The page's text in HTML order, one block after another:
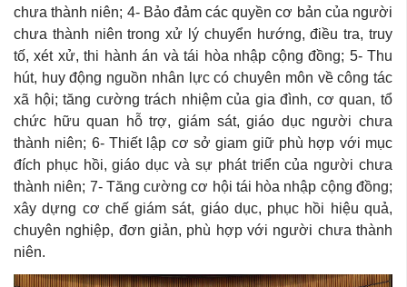
chưa thành niên; 4- Bảo đảm các quyền cơ bản của người
chưa thành niên trong xử lý chuyển hướng, điều tra, truy
tố, xét xử, thi hành án và tái hòa nhập cộng đồng; 5- Thu
hút, huy động nguồn nhân lực có chuyên môn về công tác
xã hội; tăng cường trách nhiệm của gia đình, cơ quan, tổ
chức hữu quan hỗ trợ, giám sát, giáo dục người chưa
thành niên; 6- Thiết lập cơ sở giam giữ phù hợp với mục
đích phục hồi, giáo dục và sự phát triển của người chưa
thành niên; 7- Tăng cường cơ hội tái hòa nhập cộng đồng;
xây dựng cơ chế giám sát, giáo dục, phục hồi hiệu quả,
chuyên nghiệp, đơn giản, phù hợp với người chưa thành
niên.